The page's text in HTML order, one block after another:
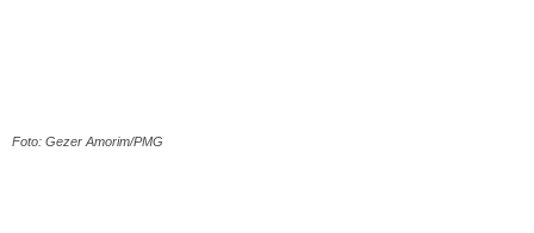
Foto: Gezer Amorim/PMG